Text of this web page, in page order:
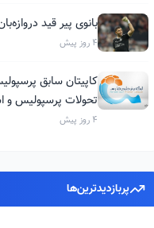
بانوی پیر قید
4 روز پیش
کاپیتان سابق
تحولات پرسپولیس و
4 روز پیش
پربازدیدترین‌ها